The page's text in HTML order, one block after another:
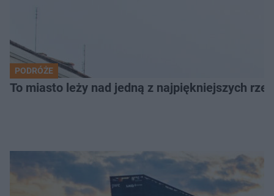
PODRÓŻE
To miasto leży nad jedną z najpiękniejszych